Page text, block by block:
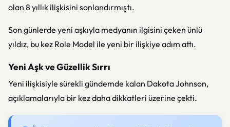
olan 8 yıllık ilişkisini sonlandırmıştı.
Son günlerde yeni aşkıyla medyanın ilgisini çeken ünlü
yıldız, bu kez Role Model ile yeni bir ilişkiye adım attı.
Yeni Aşk ve Güzellik Sırrı
Yeni ilişkisiyle sürekli gündemde kalan Dakota Johnson,
açıklamalarıyla bir kez daha dikkatleri üzerine çekti.